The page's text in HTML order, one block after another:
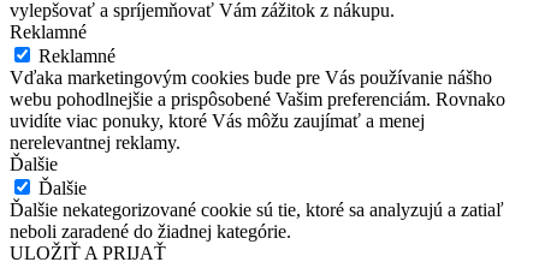
vylepšovať a spríjemňovať Vám zážitok z nákupu.
Reklamné
Reklamné
Vďaka marketingovým cookies bude pre Vás používanie nášho
webu pohodlnejšie a prispôsobené Vašim preferenciám. Rovnako
uvidíte viac ponuky, ktoré Vás môžu zaujímať a menej
nerelevantnej reklamy.
Ďalšie
Ďalšie
Ďalšie nekategorizované cookie sú tie, ktoré sa analyzujú a zatiaľ
neboli zaradené do žiadnej kategórie.
ULOŽIŤ A PRIJAŤ